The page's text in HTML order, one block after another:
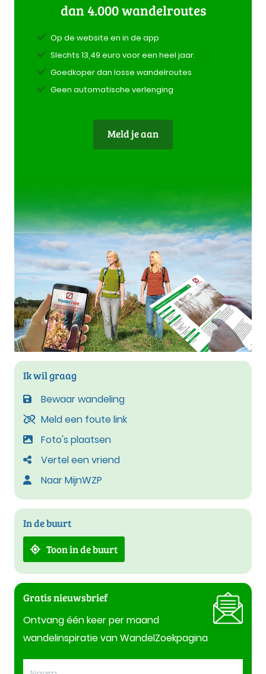
dan 4.000 wandelroutes
Op de website en in de app
Slechts 13,49 euro voor een heel jaar.
Goedkoper dan losse wandelroutes
Geen automatische verlenging
Meld je aan
Ik wil graag
Bewaar wandeling
Meld een foute link
Foto's plaatsen
Vertel een vriend
Naar MijnWZP
In de buurt
Toon in de buurt
Gratis nieuwsbrief
Ontvang één keer per maand
wandelinspiratie van WandelZoekpagina